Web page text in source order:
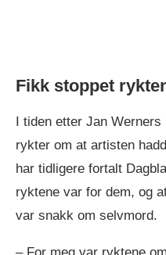
Fikk stoppet
I tiden etter Jan
rykter om at artisten
har tidligere fortalt
ryktene var for dem, og
var snakk om selvmord.